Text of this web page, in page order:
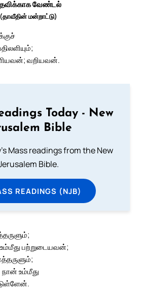
வேண்டல்
(தாவீதின் மன்றாட்டு)
வறியவன்.
Today - New
Bible
Mass readings from the New
Bible.
READINGS (NJB)
பற்றுடையவன்;
உம்மீது